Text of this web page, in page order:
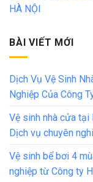
HÀ NỘI
BÀI VIẾT MỚI
Dịch Vụ Vệ Sinh
Nghiệp Của Công
Vệ sinh nhà cửa tại
Dịch vụ chuyên
Vệ sinh bể bơi 4
nghiệp từ Công ty